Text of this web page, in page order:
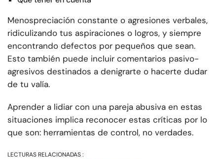
Menospreciación constante o agresiones verbales,
ridiculizando tus aspiraciones o logros, y siempre
encontrando defectos por pequeños que sean.
Esto también puede incluir comentarios pasivo-
agresivos destinados a denigrarte o hacerte dudar
de tu valía.
Aprender a lidiar con una pareja abusiva en estas
situaciones implica reconocer estas críticas por lo
que son: herramientas de control, no verdades.
LECTURAS RELACIONADAS :